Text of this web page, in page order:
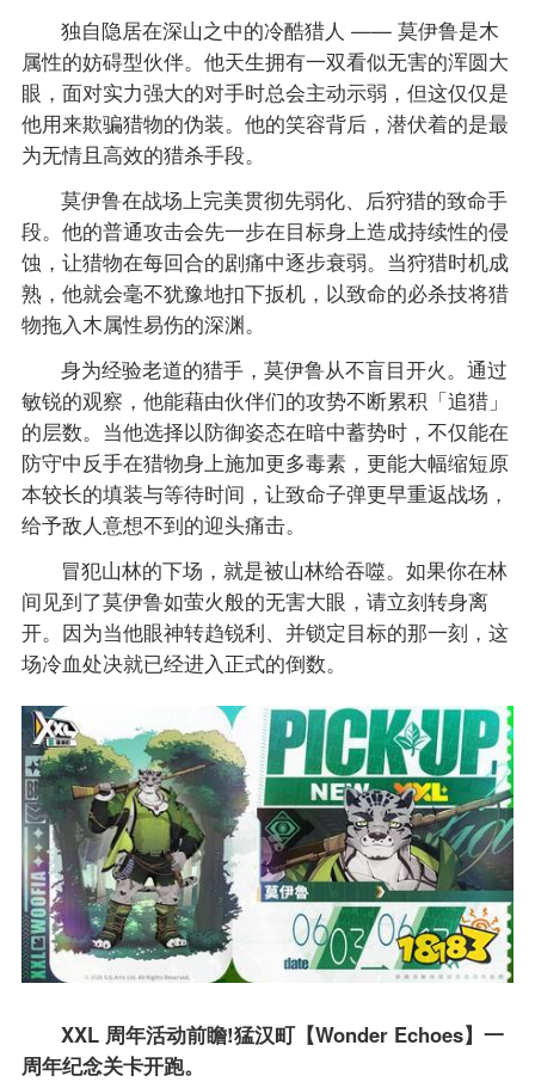
独自隐居在深山之中的冷酷猎人 —— 莫伊鲁是木
属性的妨碍型伙伴。他天生拥有一双看似无害的浑圆大
眼，面对实力强大的对手时总会主动示弱，但这仅仅是
他用来欺骗猎物的伪装。他的笑容背后，潜伏着的是最
为无情且高效的猎杀手段。
莫伊鲁在战场上完美贯彻先弱化、后狩猎的致命手
段。他的普通攻击会先一步在目标身上造成持续性的侵
蚀，让猎物在每回合的剧痛中逐步衰弱。当狩猎时机成
熟，他就会毫不犹豫地扣下扳机，以致命的必杀技将猎
物拖入木属性易伤的深渊。
身为经验老道的猎手，莫伊鲁从不盲目开火。通过
敏锐的观察，他能藉由伙伴们的攻势不断累积「追猎」
的层数。当他选择以防御姿态在暗中蓄势时，不仅能在
防守中反手在猎物身上施加更多毒素，更能大幅缩短原
本较长的填装与等待时间，让致命子弹更早重返战场，
给予敌人意想不到的迎头痛击。
冒犯山林的下场，就是被山林给吞噬。如果你在林
间见到了莫伊鲁如萤火般的无害大眼，请立刻转身离
开。因为当他眼神转趋锐利、并锁定目标的那一刻，这
场冷血处决就已经进入正式的倒数。
XXL 周年活动前瞻!猛汉町【Wonder Echoes】一
周年纪念关卡开跑。